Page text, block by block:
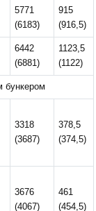
5771
(6183)
915
(916,5)
6442
(6881)
1123,5
(1122)
бункером
3318
(3687)
378,5
(374,5)
3676
(4067)
461
(454,5)